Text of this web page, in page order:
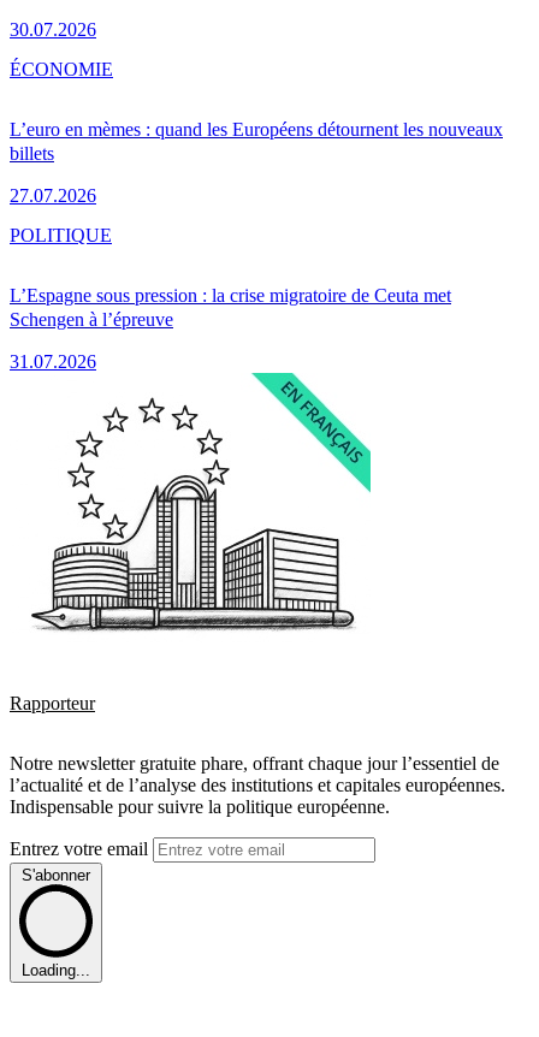
30.07.2026
L’euro en mèmes : quand les Européens détournent les nouveaux
billets
27.07.2026
ÉCONOMIE
L’Espagne sous pression : la crise migratoire de Ceuta met
Schengen à l’épreuve
31.07.2026
POLITIQUE
Rapporteur
Notre newsletter gratuite phare, offrant chaque jour l’essentiel de
l’actualité et de l’analyse des institutions et capitales européennes.
Indispensable pour suivre la politique européenne.
Entrez votre email
S'abonner
Loading...